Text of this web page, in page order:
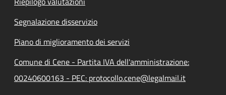
Segnalazione disservizio
Piano di miglioramento dei servizi
Comune di Cene - Partita IVA dell'amministrazione:
00240600163 - PEC: protocollo.cene@legalmail.it